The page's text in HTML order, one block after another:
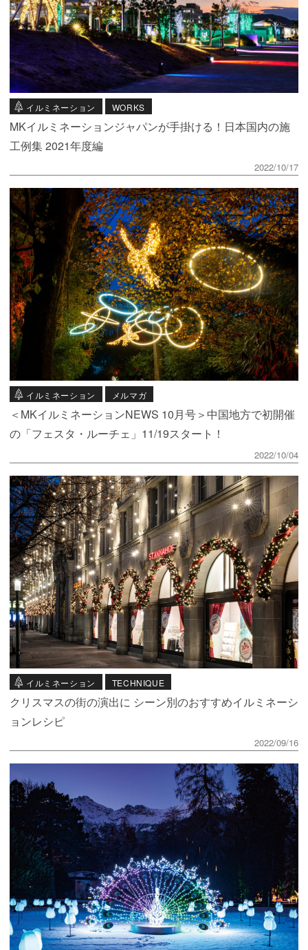
イルミネーション WORKS
MKイルミネーションジャパンが手掛ける！日本国内の施
工例集 2021年度編
2022/10/17
イルミネーション メルマガ
＜MKイルミネーションNEWS 10月号＞中国地方で初開催
の「フェスタ・ルーチェ」11/19スタート！
2022/10/04
イルミネーション TECHNIQUE
クリスマスの街の演出に シーン別のおすすめイルミネーシ
ョンレシピ
2022/09/16